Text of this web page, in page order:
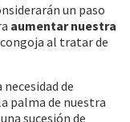
un paso
aumentar nuestra
al tratar de
de
palma de nuestra
sucesión de